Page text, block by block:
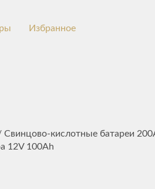
Избранное
Свинцово-кислотные батареи
12V 100Ah